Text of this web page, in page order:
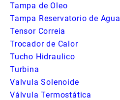
Tampa de Oleo
Tampa Reservatorio de Agua
Tensor Correia
Trocador de Calor
Tucho Hidraulico
Turbina
Valvula Solenoide
Válvula Termostática